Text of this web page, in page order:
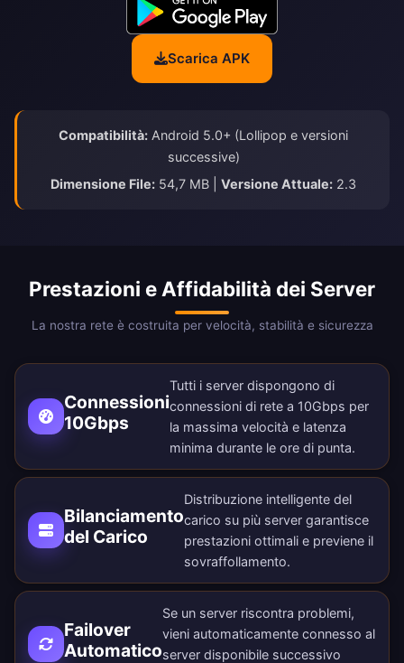
Scarica APK
Compatibilità: Android 5.0+ (Lollipop e versioni
successive)
Dimensione File: 54,7 MB | Versione Attuale: 2.3
Prestazioni e Affidabilità dei Server
La nostra rete è costruita per velocità, stabilità e sicurezza
Connessioni
10Gbps
Tutti i server dispongono di
connessioni di rete a 10Gbps per
la massima velocità e latenza
minima durante le ore di punta.
Bilanciamento
del Carico
Distribuzione intelligente del
carico su più server garantisce
prestazioni ottimali e previene il
sovraffollamento.
Failover
Automatico
Se un server riscontra problemi,
vieni automaticamente connesso al
server disponibile successivo